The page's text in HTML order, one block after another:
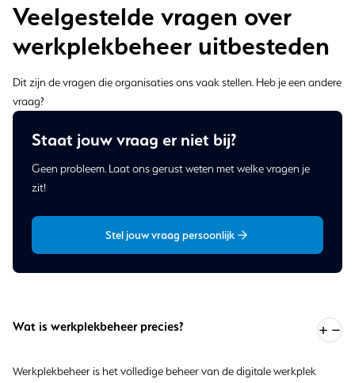
Veelgestelde vragen over
werkplekbeheer uitbesteden
Dit zijn de vragen die organisaties ons vaak stellen. Heb je een andere
vraag?
Staat jouw vraag er niet bij?
Geen probleem. Laat ons gerust weten met welke vragen je
zit!
Stel jouw vraag persoonlijk
Wat is werkplekbeheer precies?
Werkplekbeheer is het volledige beheer van de digitale werkplek